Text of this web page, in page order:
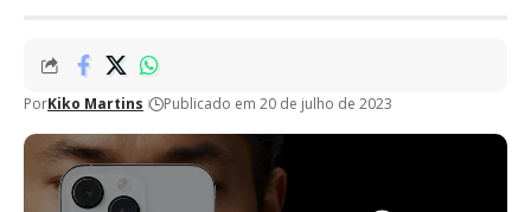
PorKiko Martins Publicado em 20 de julho de 2023